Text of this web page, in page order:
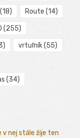
(18) Route (14)
(255)
vrtuľník(55)
(34)
v nej stále žije ten